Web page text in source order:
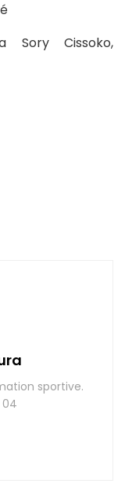
Sory Cissoko,
sportive.